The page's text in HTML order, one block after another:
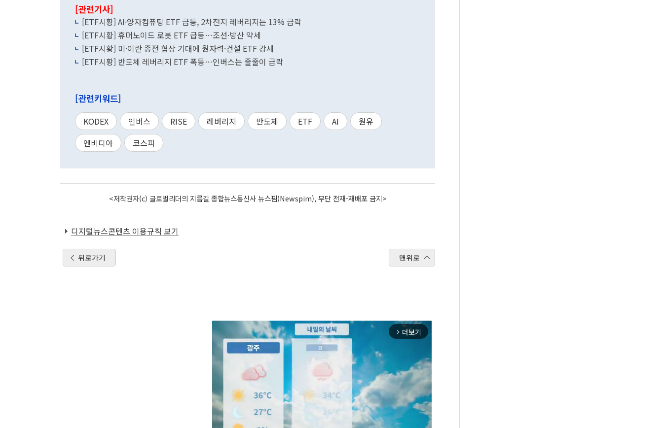
[관련기사]
[ETF시황] AI·양자컴퓨팅 ETF 급등, 2차전지 레버리지는 13% 급락
[ETF시황] 휴머노이드 로봇 ETF 급등…조선·방산 약세
[ETF시황] 미·이란 종전 협상 기대에 원자력·건설 ETF 강세
[ETF시황] 반도체 레버리지 ETF 폭등…인버스는 줄줄이 급락
[관련키워드]
KODEX 인버스 RISE 레버리지 반도체 ETF AI
원유
엔비디아
코스피
<저작권자(c) 글로벌리더의 지름길 종합뉴스통신사 뉴스핌(Newspim), 무단 전재-재배포 금지>
디지털뉴스콘텐츠 이용규칙 보기
뒤로가기 맨위로
arrow_forward_ios 더보기